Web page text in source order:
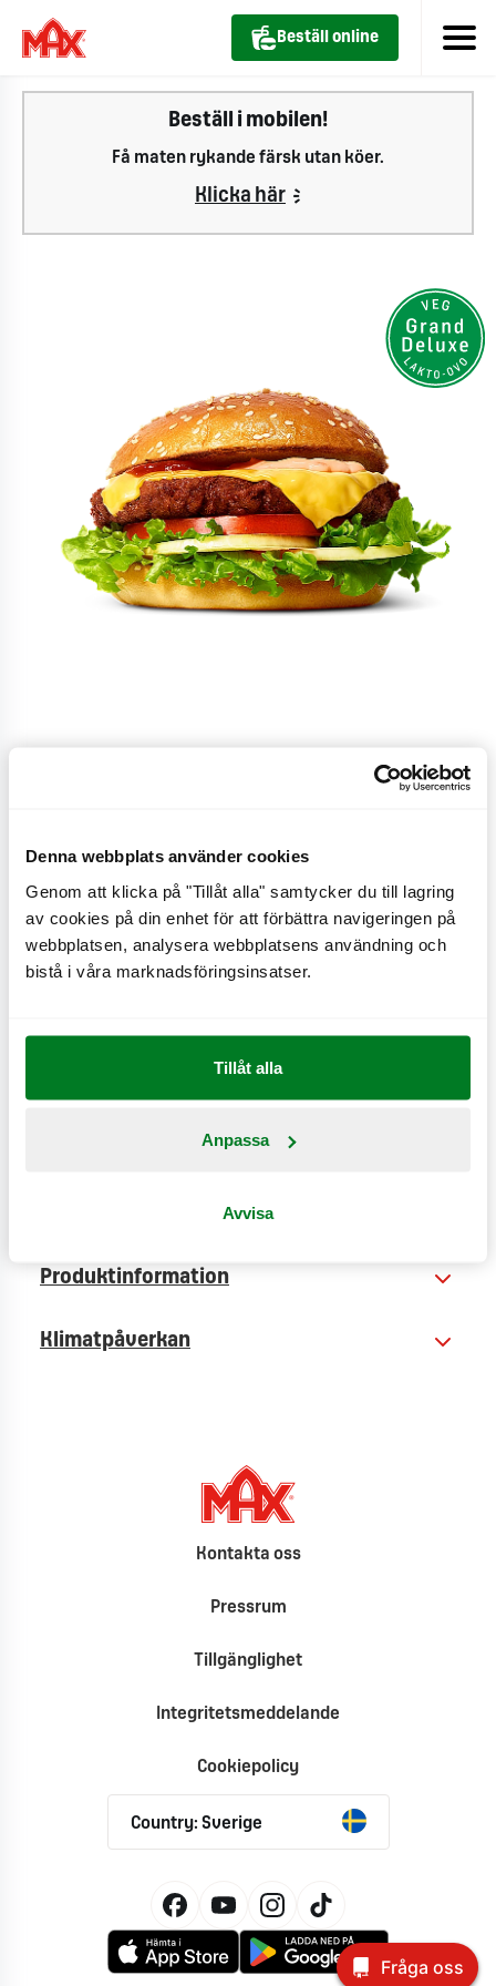
Denna webbplats använder cookies
Genom att klicka på "Tillåt alla" samtycker du till lagring
av cookies på din enhet för att förbättra navigeringen på
webbplatsen, analysera webbplatsens användning och
bistå i våra marknadsföringsinsatser.
Tillåt alla
Anpassa
Avvisa
Beställ online
Beställ i mobilen!
Få maten rykande färsk utan köer.
Klicka här
Delifresh Signature
Plant Beef
En lakto-ovo vegetarisk burgare med
cheddarsmältost, tomat, krispig isbergssallad, gul
lök (Sweet Onion), ketchup och originaldressing - allt
omslutet av ett gyllenrostat sesambröd.
CO
Näringsinformation
Produktinformation
Klimatpåverkan
Kontakta oss
Pressrum
Tillgänglighet
Integritetsmeddelande
Cookiepolicy
Country: Sverige
Fråga oss